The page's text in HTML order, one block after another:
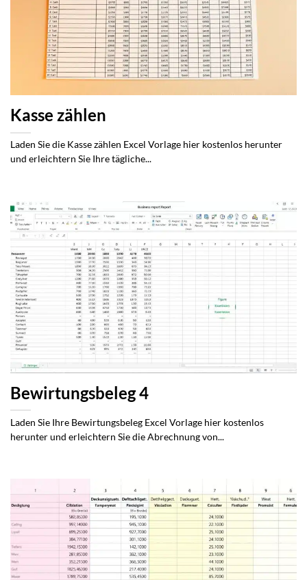
Kasse zählen
Laden Sie die Kasse zählen Excel Vorlage hier kostenlos herunter
und erleichtern Sie Ihre tägliche...
Bewirtungsbeleg 4
Laden Sie Ihre Bewirtungsbeleg Excel Vorlage hier kostenlos
herunter und erleichtern Sie die Abrechnung von...